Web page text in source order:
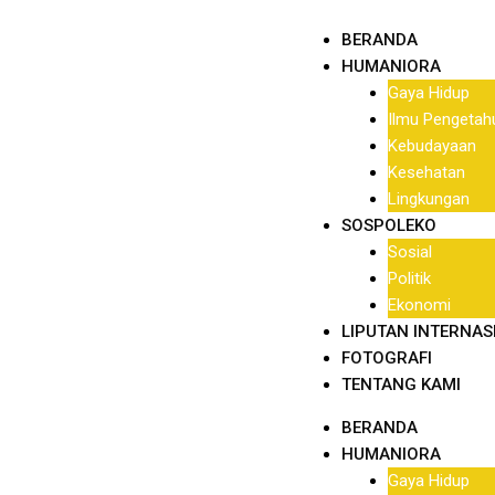
BERANDA
HUMANIORA
Gaya Hidup
Ilmu
Kebudayaan
Kesehatan
Lingkungan
SOSPOLEKO
Sosial
Politik
Ekonomi
LIPUTAN
FOTOGRAFI
TENTANG KAMI
BERANDA
HUMANIORA
Gaya Hidup